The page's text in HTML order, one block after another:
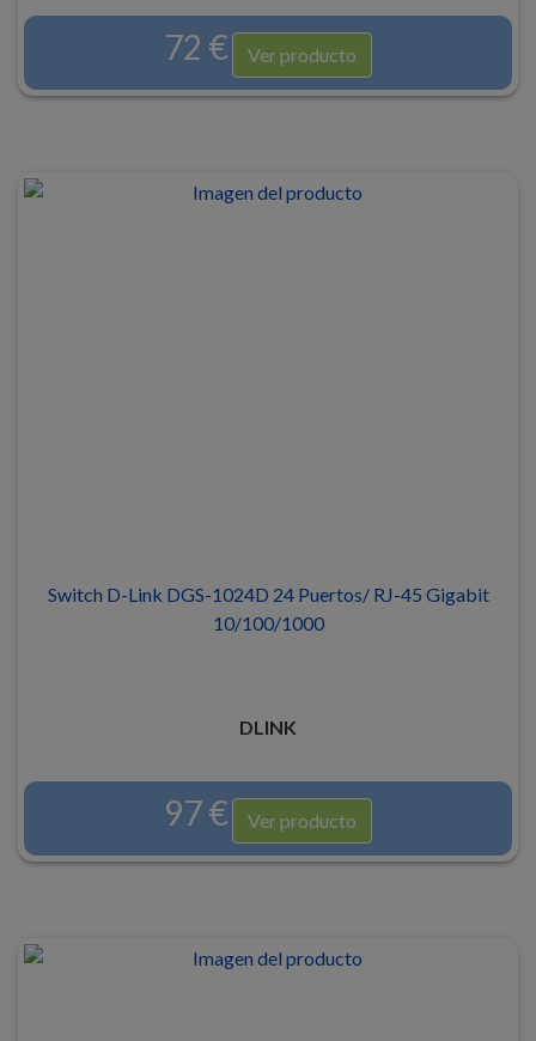
72 € Ver producto
Switch D-Link DGS-1024D 24 Puertos/ RJ-45 Gigabit
10/100/1000
DLINK
97 € Ver producto